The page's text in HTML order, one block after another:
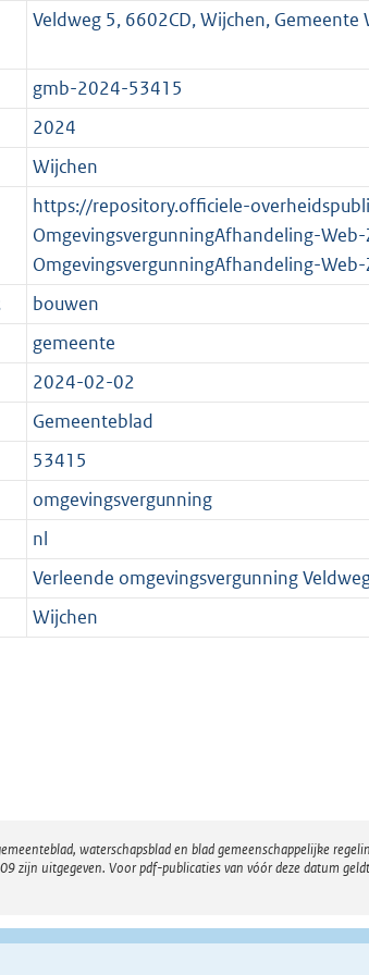
o
t
e
2
K
b
o
t
t
:
2
K
b
Veldweg 5, 6602CD, Wijchen, Gemeente
gmb-2024-53415
2024
Wijchen
https://repository.officiele-
OmgevingsvergunningAfhandeling-
OmgevingsvergunningAfhandeling-
bouwen
gemeente
2024-02-02
Gemeenteblad
53415
omgevingsvergunning
nl
Verleende omgevingsvergunning
Wijchen
waterschapsblad en blad gemeenschappelijke
zijn uitgegeven. Voor pdf-publicaties van vóór deze datum